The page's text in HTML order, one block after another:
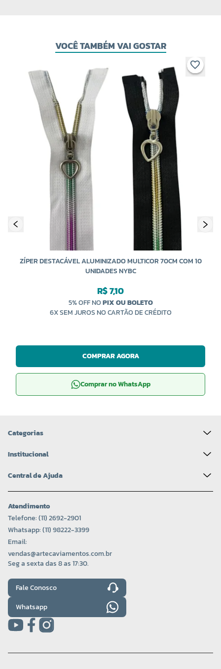
VOCÊ TAMBÉM VAI GOSTAR
ZÍPER DESTACÁVEL ALUMINIZADO MULTICOR 70CM COM 10
UNIDADES NYBC
R$ 7,10
5% OFF NOPIX OU BOLETO
6X SEM JUROS NO CARTÃO DE CRÉDITO
COMPRAR AGORA
Comprar no WhatsApp
Categorias
Institucional
Central de Ajuda
Atendimento
Telefone: (11) 2692-2901
Whatsapp: (11) 98222-3399
Email:
vendas@artecaviamentos.com.br
Seg a sexta das 8 as 17:30.
Fale Conosco
Whatsapp